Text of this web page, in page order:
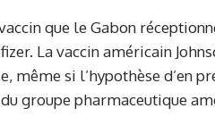
que le Gabon
La vaccin américain
même si l’hypothèse d’en
groupe pharmaceutique